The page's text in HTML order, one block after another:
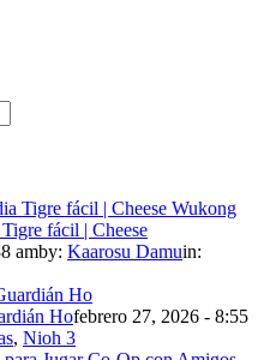
fácil | Cheese
amby: Kaarosu Damuin:
Hofebrero 27, 2026 - 8:55
, Nioh 3